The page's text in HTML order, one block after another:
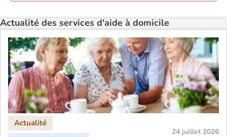
Aide à domicile Toulouse
Recherche par ville
Actualité des services d'aide à domicile
24 juillet 2026